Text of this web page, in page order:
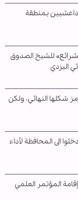
بمنطقة
للشيخ الصدوق
اليزدي
شكلها النهائي، ولكن
الى المحافظة لأداء
المؤتمر العلمي